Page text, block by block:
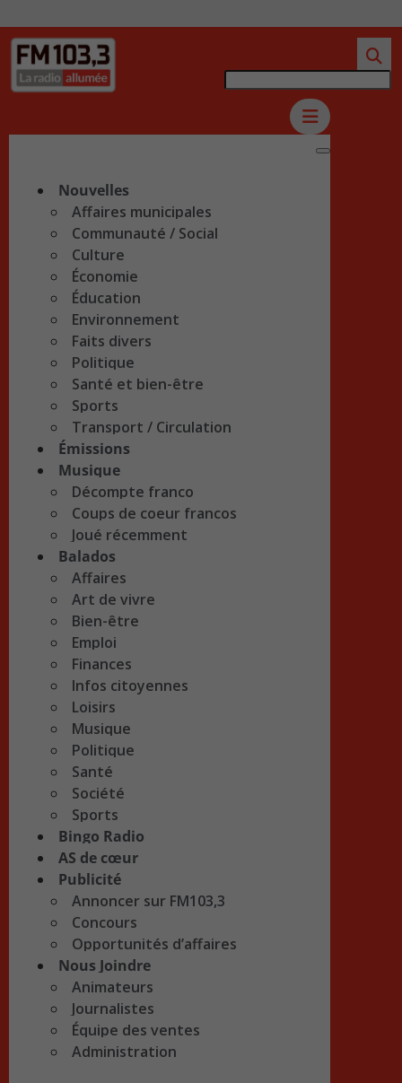
Nouvelles
Affaires municipales
Communauté / Social
Culture
Économie
Éducation
Environnement
Faits divers
Politique
Santé et bien-être
Sports
Transport / Circulation
Émissions
Musique
Décompte franco
Coups de coeur francos
Joué récemment
Balados
Affaires
Art de vivre
Bien-être
Emploi
Finances
Infos citoyennes
Loisirs
Musique
Politique
Santé
Société
Sports
Bingo Radio
AS de cœur
Publicité
Annoncer sur FM103,3
Concours
Opportunités d’affaires
Nous Joindre
Animateurs
Journalistes
Équipe des ventes
Administration